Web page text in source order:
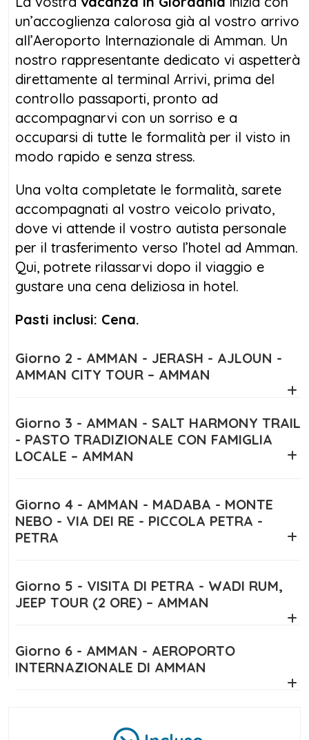
Il terzo giorno ti conduce nel cuore
dell’autenticità con il Salt Harmony Trail, un
affascinante percorso tra stradine
acciottolate, architetture ottomane e una
conviviale esperienza culinaria con una
famiglia locale. Il giorno successivo,
seguendo la leggendaria Via dei Re, si
visitano Madaba e il Monte Nebo, luoghi
spirituali e storici che culminano con l’arrivo
a Piccola Petra e infine alla mitica Petra.
Unavacanza in Giordanianon sarebbe
completa senza esplorare Petra, la città rosa
scolpita nella roccia dai Nabatei. Camminare
lungo il Siq fino al Tesoro è un’esperienza che
lascia senza fiato. Il quinto giorno include
dove un’escursione in jeep di 2 ore ti
permetterà di ammirare paesaggi lunari e
Infine, il sesto giorno prevede il trasferimento
all’aeroporto con il cuore pieno di emozioni.
Questoitinerario Giordania 6 giorni
natura e autenticità, rendendo la tua vacanza
in Giordania davvero indimenticabile.
spaziano dalla storia antica alla bellezza
naturale, dal calore umano all’avventura nel
Giordania e preparati a lasciarti
sorprendere.
un’accoglienza calorosa già al vostro arrivo
all’Aeroporto Internazionale di Amman. Un
nostro rappresentante dedicato vi aspetterà
direttamente al terminal Arrivi, prima del
controllo passaporti, pronto ad
accompagnarvi con un sorriso e a
occuparsi di tutte le formalità per il visto in
modo rapido e senza stress.
Una volta completate le formalità, sarete
accompagnati al vostro veicolo privato,
dove vi attende il vostro autista personale
per il trasferimento verso l’hotel ad Amman.
Qui, potrete rilassarvi dopo il viaggio e
gustare una cena deliziosa in hotel.
Pasti inclusi: Cena.
Giorno 2 - AMMAN - JERASH - AJLOUN -
AMMAN CITY TOUR – AMMAN
Giorno 3 - AMMAN - SALT HARMONY TRAIL
- PASTO TRADIZIONALE CON FAMIGLIA
LOCALE – AMMAN
Giorno 4 - AMMAN - MADABA - MONTE
NEBO - VIA DEI RE - PICCOLA PETRA -
PETRA
Giorno 5 - VISITA DI PETRA - WADI RUM,
JEEP TOUR (2 ORE) – AMMAN
Giorno 6 - AMMAN - AEROPORTO
INTERNAZIONALE DI AMMAN